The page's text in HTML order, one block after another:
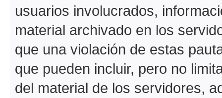
usuarios involucrados,
material archivado en los
que una violación de estas
que pueden incluir, pero no
del material de los servidores,